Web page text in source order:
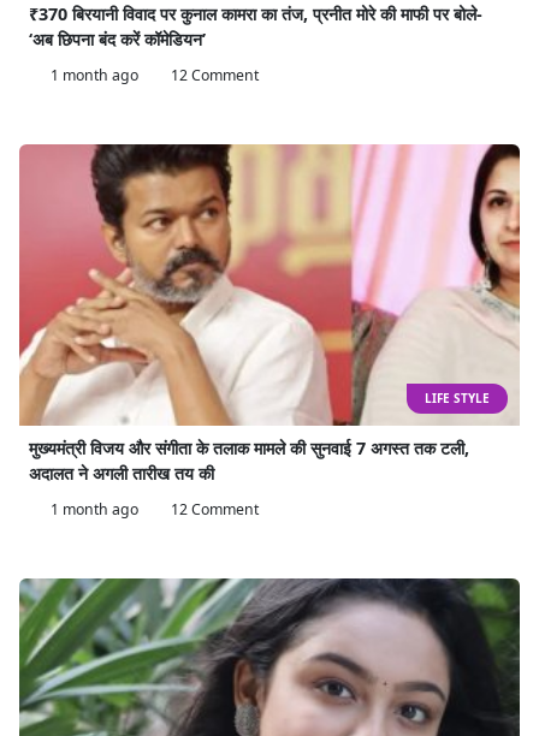
₹370 बिरयानी विवाद पर कुनाल कामरा का तंज, प्रनीत मोरे की माफी पर बोले-
‘अब छिपना बंद करें कॉमेडियन’
1 month ago 12 Comment
LIFE STYLE
मुख्यमंत्री विजय और संगीता के तलाक मामले की सुनवाई 7 अगस्त तक टली,
अदालत ने अगली तारीख तय की
1 month ago 12 Comment